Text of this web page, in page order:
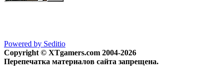
Powered by Seditio
Copyright © XTgamers.com 2004-2026
Перепечатка материалов сайта запрещена.